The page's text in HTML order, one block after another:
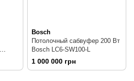
Bosch
Потолочный сабвуфер 200 Вт
Bosch LC6-SW100-L
1 000 000 грн